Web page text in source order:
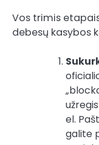
Vos trimis
debesų kasybos
el.
galite